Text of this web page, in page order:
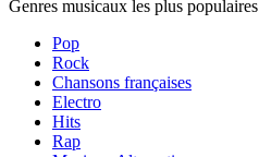
Genres musicaux les plus populaires
Pop
Rock
Chansons françaises
Electro
Hits
Rap